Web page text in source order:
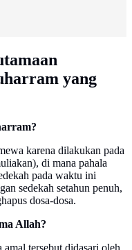
yang
karena dilakukan pada
di mana pahala
pada waktu ini
sedekah setahun penuh,
dosa-dosa.
Allah?
tersebut didasari oleh